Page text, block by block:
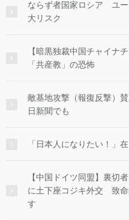
ならず者国家ロシア ユー
大リスク
【暗黒独裁中国チャイナ
「共産教」の恐怖
敵基地攻撃（報復反撃）
日新聞でも
「日本人になりたい！」
【中国ドイツ同盟】裏切
に土下座コジキ外交 致命
す